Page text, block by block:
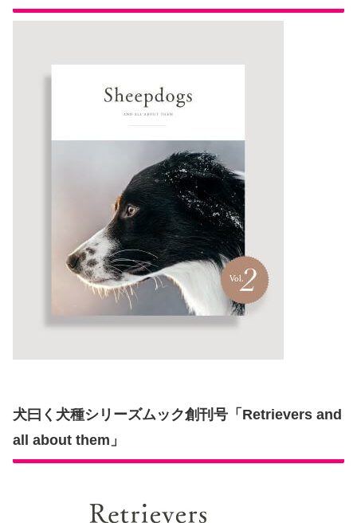
犬曰く犬種シリーズムック創刊号「Retrievers and
all about them」